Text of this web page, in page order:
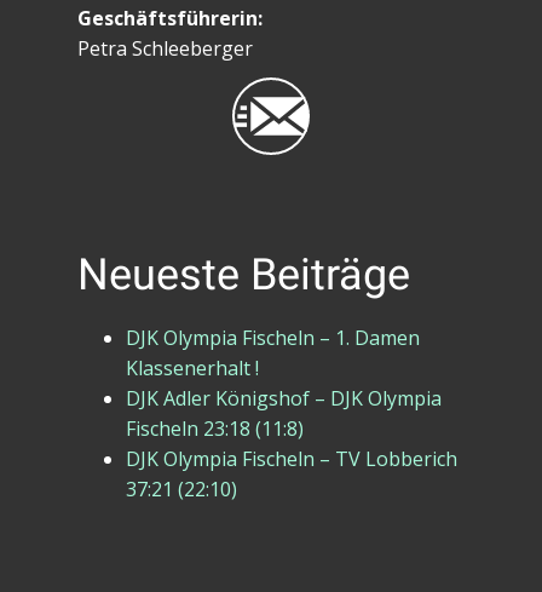
Geschäftsführerin:
Petra Schleeberger
Neueste Beiträge
DJK Olympia Fischeln – 1. Damen
Klassenerhalt !
DJK Adler Königshof – DJK Olympia
Fischeln 23:18 (11:8)
DJK Olympia Fischeln – TV Lobberich
37:21 (22:10)